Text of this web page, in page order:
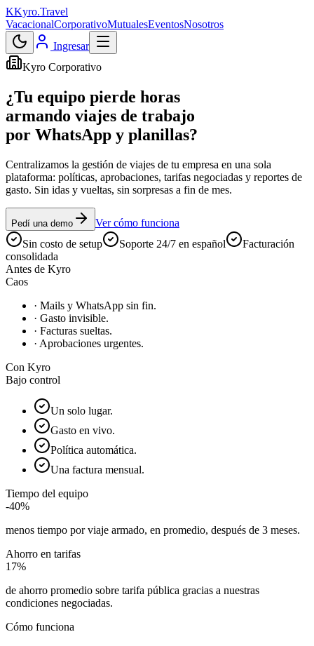
KKyro.Travel
VacacionalCorporativoMutualesEventosNosotros
Ingresar
Kyro Corporativo
¿Tu equipo pierde horas
armando viajes de trabajo
por WhatsApp y planillas?
Centralizamos la gestión de viajes de tu empresa en una sola
plataforma: políticas, aprobaciones, tarifas negociadas y reportes de
gasto. Sin idas y vueltas, sin sorpresas a fin de mes.
Pedí una demo
Ver cómo funciona
Sin costo de setup
Soporte 24/7 en español
Facturación
consolidada
Antes de Kyro
Caos
· Mails y WhatsApp sin fin.
· Gasto invisible.
· Facturas sueltas.
· Aprobaciones urgentes.
Con Kyro
Bajo control
Un solo lugar.
Gasto en vivo.
Política automática.
Una factura mensual.
Tiempo del equipo
-40%
menos tiempo por viaje armado, en promedio, después de 3 meses.
Ahorro en tarifas
17%
de ahorro promedio sobre tarifa pública gracias a nuestras
condiciones negociadas.
Cómo funciona